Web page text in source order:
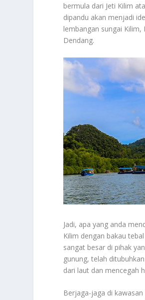
bermula dari Jeti Kilim
dipandu akan menjadi
lembangan sungai
Dendang.
Jadi, apa yang anda
Kilim dengan bakau
sangat besar di pihak
gunung, telah
dari laut dan mencegah
Berjaga-jaga di